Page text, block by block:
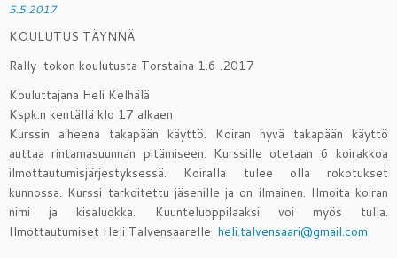
5.5.2017
KOULUTUS TÄYNNÄ
Rally-tokon koulutusta Torstaina 1.6 .2017
Kouluttajana Heli Kelhälä
Kspk:n kentällä klo 17 alkaen
Kurssin aiheena takapään käyttö. Koiran hyvä takapään käyttö
auttaa rintamasuunnan pitämiseen. Kurssille otetaan 6 koirakkoa
ilmottautumisjärjestyksessä. Koiralla tulee olla rokotukset
kunnossa. Kurssi tarkoitettu jäsenille ja on ilmainen. Ilmoita koiran
nimi ja kisaluokka. Kuunteluoppilaaksi voi myös tulla.
Ilmottautumiset Heli Talvensaarelle heli.talvensaari@gmail.com